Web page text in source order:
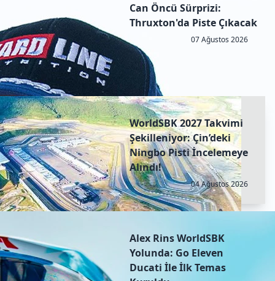
Can Öncü Sürprizi:
Thruxton'da Piste Çıkacak
07 Ağustos 2026
WorldSBK 2027 Takvimi
Şekilleniyor: Çin’deki
Ningbo Pisti İncelemeye
Alındı!
04 Ağustos 2026
Alex Rins WorldSBK
Yolunda: Go Eleven
Ducati İle İlk Temas